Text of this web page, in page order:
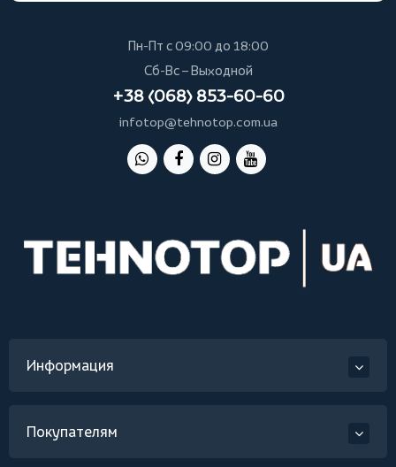
Пн-Пт с 09:00 до 18:00
Сб-Вс – Выходной
+38 (068) 853-60-60
infotop@tehnotop.com.ua
Информация
Покупателям